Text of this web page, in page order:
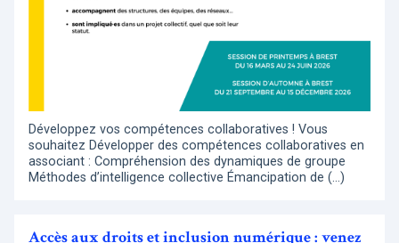
Développez vos compétences collaboratives ! Vous
souhaitez Développer des compétences collaboratives en
associant : Compréhension des dynamiques de groupe
Méthodes d’intelligence collective Émancipation de (…)
Accès aux droits et inclusion numérique : venez